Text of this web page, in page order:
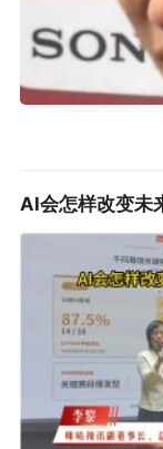
AI会怎样改变未